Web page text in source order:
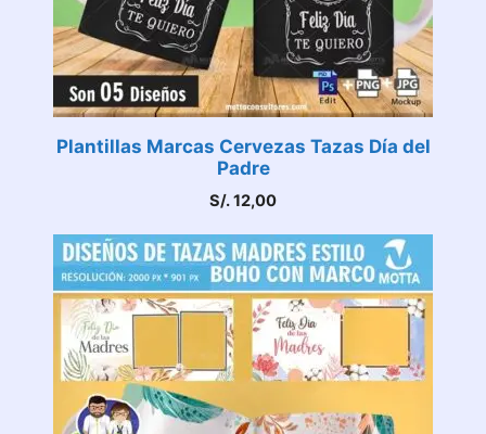
Plantillas Marcas Cervezas Tazas Día del
Padre
S/.12,00